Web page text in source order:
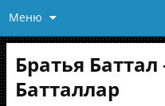
Меню
Братья
Батталлар